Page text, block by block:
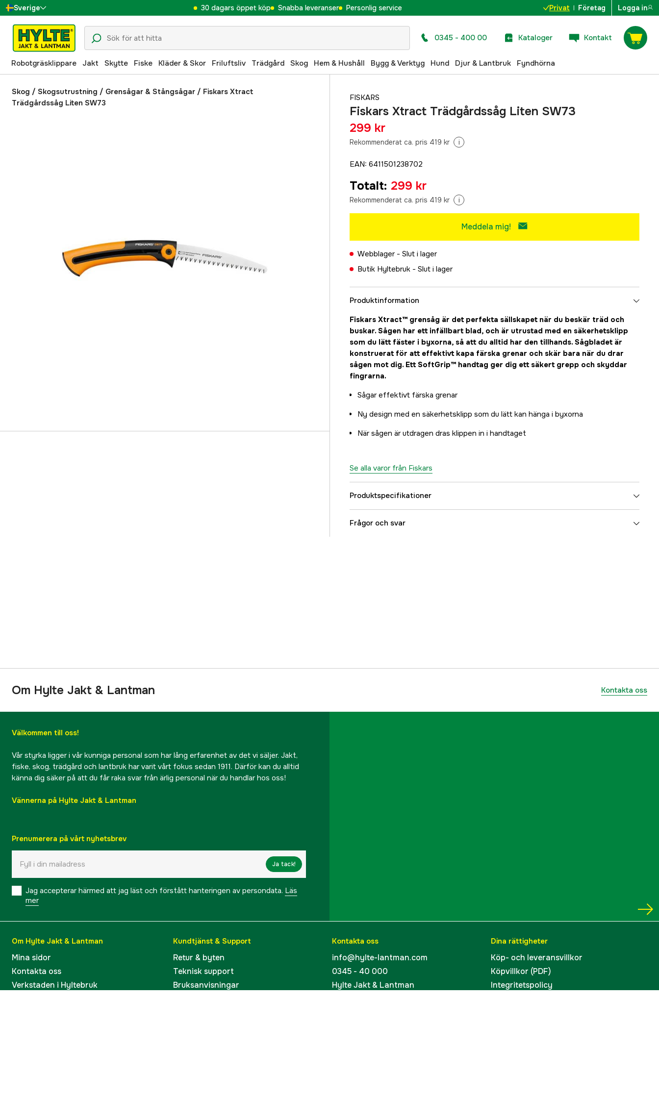
Sverige
Danmark
Suomi
Norge
Deutschland
30 dagars öppet köp Snabba leveranser Personlig service Privat Företag Logga in
0345 - 400 00 Kataloger Kontakt
Robotgräsklippare Jakt Skytte Fiske Kläder & Skor Friluftsliv Trädgård Skog Hem & Hushåll Bygg & Verktyg Hund Djur & Lantbruk Fyndhörna
Skog / Skogsutrustning / Grensågar & Stångsågar / Fiskars Xtract
Trädgårdssåg Liten SW73
FISKARS
Fiskars Xtract Trädgårdssåg Liten SW73
299 kr
Rekommenderat ca. pris 419 kr i
EAN: 6411501238702
Totalt: 299 kr
Rekommenderat ca. pris 419 kr i
Meddela mig!
Webblager - Slut i lager
Butik Hyltebruk - Slut i lager
Produktinformation
Fiskars Xtract™ grensåg är det perfekta sällskapet när du beskär träd och
buskar. Sågen har ett infällbart blad, och är utrustad med en säkerhetsklipp
som du lätt fäster i byxorna, så att du alltid har den tillhands. Sågbladet är
konstruerat för att effektivt kapa färska grenar och skär bara när du drar
sågen mot dig. Ett SoftGrip™ handtag ger dig ett säkert grepp och skyddar
fingrarna.
Sågar effektivt färska grenar
Ny design med en säkerhetsklipp som du lätt kan hänga i byxorna
När sågen är utdragen dras klippen in i handtaget
Se alla varor från Fiskars
Produktspecifikationer
Användningsområde
Frågor och svar
Om Hylte Jakt & Lantman Kontakta oss
Välkommen till oss!
Vår styrka ligger i vår kunniga personal som har lång erfarenhet av det vi säljer. Jakt,
fiske, skog, trädgård och lantbruk har varit vårt fokus sedan 1911. Därför kan du alltid
känna dig säker på att du får raka svar från ärlig personal när du handlar hos oss!
Vännerna på Hylte Jakt & Lantman
Prenumerera på vårt nyhetsbrev
Ja tack!
Jag accepterar härmed att jag läst och förstått hanteringen av persondata. Läs
mer
Om Hylte Jakt & Lantman
Mina sidor
Kontakta oss
Verkstaden i Hyltebruk
Kundtjänst & Support
Retur & byten
Teknisk support
Bruksanvisningar
Kontakta oss
info@hylte-lantman.com
0345 - 40 000
Hylte Jakt & Lantman
Dina rättigheter
Köp- och leveransvillkor
Köpvillkor (PDF)
Integritetspolicy